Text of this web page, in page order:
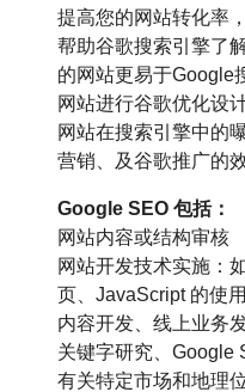
提高您的网站转化率
帮助谷歌搜索引擎了
的网站更易于Google
网站进行谷歌优化设
网站在搜索引擎中的
营销、及谷歌推广的
Google SEO 包括：
网站内容或结构审核
网站开发技术实施：
页、JavaScript 的使用
内容开发、线上业务
关键字研究、Google
有关特定市场和地理